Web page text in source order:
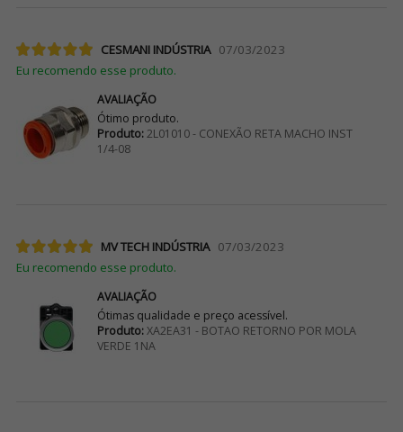
CESMANI INDÚSTRIA 07/03/2023
Eu recomendo esse produto.
AVALIAÇÃO
Ótimo produto.
Produto:2L01010 - CONEXÃO RETA MACHO INST
1/4-08
MV TECH INDÚSTRIA 07/03/2023
Eu recomendo esse produto.
AVALIAÇÃO
Ótimas qualidade e preço acessível.
Produto:XA2EA31 - BOTAO RETORNO POR MOLA
VERDE 1NA